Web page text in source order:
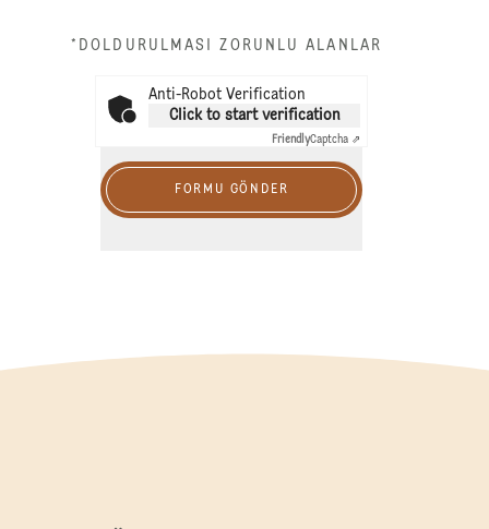
*DOLDURULMASI ZORUNLU ALANLAR
Anti-Robot Verification
Click to start verification
FriendlyCaptcha ⇗
FORMU GÖNDER